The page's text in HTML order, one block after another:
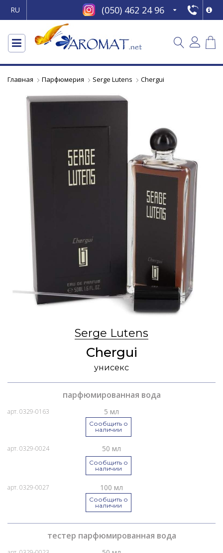
RU (050) 462 24 96
Главная Парфюмерия Serge Lutens Chergui
Serge Lutens
Chergui
унисекс
парфюмированная вода
арт. 0329-0163 5 мл
Сообщить о
наличии
арт. 0329-0024 50 мл
Сообщить о
наличии
арт. 0329-0027 100 мл
Сообщить о
наличии
тестер парфюмированная вода